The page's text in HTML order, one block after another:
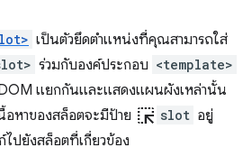
เป็นตัวยึดตำแหน่งที่คุณสามารถใส่
ร่วมกับองค์ประกอบ <template>
แยกกันและแสดงแผนผังเหล่านั้น
อหาของสล็อตจะมีป้าย ink_selection slot อยู่
ปยังสล็อตที่เกี่ยวข้อง